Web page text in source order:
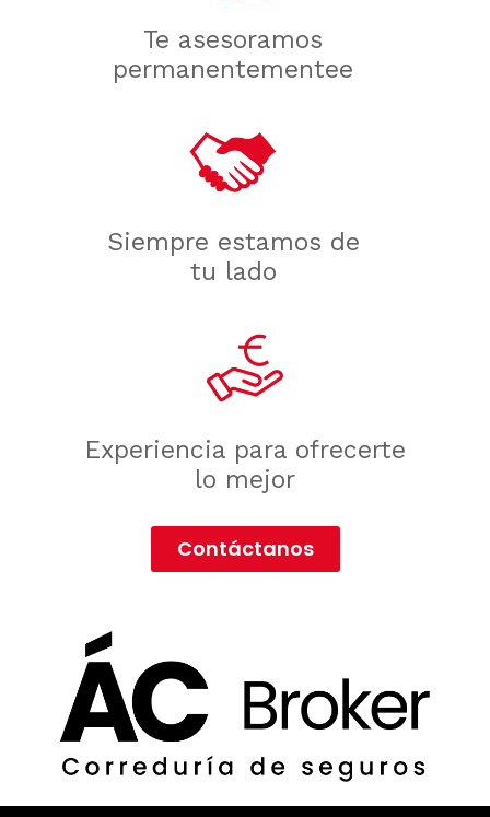
Te asesoramos
permanentementee
Siempre estamos de
tu lado
Experiencia para ofrecerte
lo mejor
Contáctanos